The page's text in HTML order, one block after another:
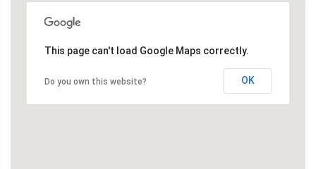
This page can't load Google Maps correctly.
Do you own this website? OK